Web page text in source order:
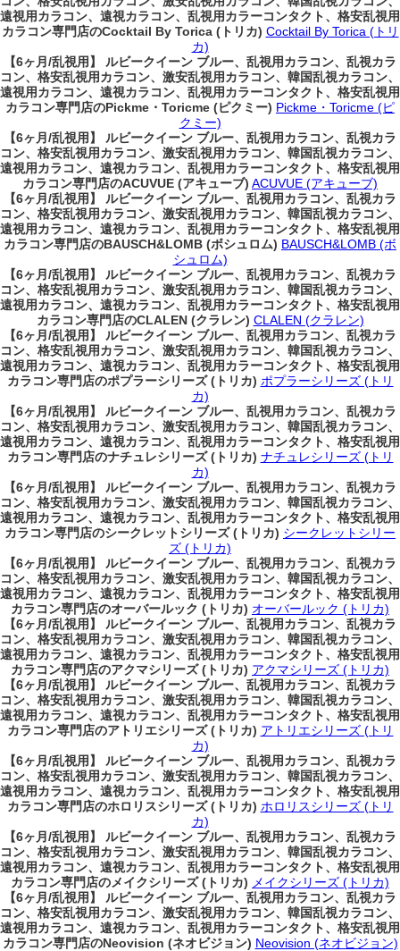
遠視用カラコン、遠視カラコン、乱視用カラーコンタクト、格安乱視用
カラコン専門店のCocktail By Torica (トリカ) Cocktail By Torica (トリ
カ)
【6ヶ月/乱視用】 ルビークイーン ブルー、乱視用カラコン、乱視カラ
コン、格安乱視用カラコン、激安乱視用カラコン、韓国乱視カラコン、
遠視用カラコン、遠視カラコン、乱視用カラーコンタクト、格安乱視用
カラコン専門店のPickme・Toricme (ピクミー) Pickme・Toricme (ピ
クミー)
【6ヶ月/乱視用】 ルビークイーン ブルー、乱視用カラコン、乱視カラ
コン、格安乱視用カラコン、激安乱視用カラコン、韓国乱視カラコン、
遠視用カラコン、遠視カラコン、乱視用カラーコンタクト、格安乱視用
カラコン専門店のACUVUE (アキューブ) ACUVUE (アキューブ)
【6ヶ月/乱視用】 ルビークイーン ブルー、乱視用カラコン、乱視カラ
コン、格安乱視用カラコン、激安乱視用カラコン、韓国乱視カラコン、
遠視用カラコン、遠視カラコン、乱視用カラーコンタクト、格安乱視用
カラコン専門店のBAUSCH&LOMB (ボシュロム) BAUSCH&LOMB (ボ
シュロム)
【6ヶ月/乱視用】 ルビークイーン ブルー、乱視用カラコン、乱視カラ
コン、格安乱視用カラコン、激安乱視用カラコン、韓国乱視カラコン、
遠視用カラコン、遠視カラコン、乱視用カラーコンタクト、格安乱視用
カラコン専門店のCLALEN (クラレン) CLALEN (クラレン)
【6ヶ月/乱視用】 ルビークイーン ブルー、乱視用カラコン、乱視カラ
コン、格安乱視用カラコン、激安乱視用カラコン、韓国乱視カラコン、
遠視用カラコン、遠視カラコン、乱視用カラーコンタクト、格安乱視用
カラコン専門店のポプラーシリーズ (トリカ) ポプラーシリーズ (トリ
カ)
【6ヶ月/乱視用】 ルビークイーン ブルー、乱視用カラコン、乱視カラ
コン、格安乱視用カラコン、激安乱視用カラコン、韓国乱視カラコン、
遠視用カラコン、遠視カラコン、乱視用カラーコンタクト、格安乱視用
カラコン専門店のナチュレシリーズ (トリカ) ナチュレシリーズ (トリ
カ)
【6ヶ月/乱視用】 ルビークイーン ブルー、乱視用カラコン、乱視カラ
コン、格安乱視用カラコン、激安乱視用カラコン、韓国乱視カラコン、
遠視用カラコン、遠視カラコン、乱視用カラーコンタクト、格安乱視用
カラコン専門店のシークレットシリーズ (トリカ) シークレットシリー
ズ (トリカ)
【6ヶ月/乱視用】 ルビークイーン ブルー、乱視用カラコン、乱視カラ
コン、格安乱視用カラコン、激安乱視用カラコン、韓国乱視カラコン、
遠視用カラコン、遠視カラコン、乱視用カラーコンタクト、格安乱視用
カラコン専門店のオーバールック (トリカ) オーバールック (トリカ)
【6ヶ月/乱視用】 ルビークイーン ブルー、乱視用カラコン、乱視カラ
コン、格安乱視用カラコン、激安乱視用カラコン、韓国乱視カラコン、
遠視用カラコン、遠視カラコン、乱視用カラーコンタクト、格安乱視用
カラコン専門店のアクマシリーズ (トリカ) アクマシリーズ (トリカ)
【6ヶ月/乱視用】 ルビークイーン ブルー、乱視用カラコン、乱視カラ
コン、格安乱視用カラコン、激安乱視用カラコン、韓国乱視カラコン、
遠視用カラコン、遠視カラコン、乱視用カラーコンタクト、格安乱視用
カラコン専門店のアトリエシリーズ (トリカ) アトリエシリーズ (トリ
カ)
【6ヶ月/乱視用】 ルビークイーン ブルー、乱視用カラコン、乱視カラ
コン、格安乱視用カラコン、激安乱視用カラコン、韓国乱視カラコン、
遠視用カラコン、遠視カラコン、乱視用カラーコンタクト、格安乱視用
カラコン専門店のホロリスシリーズ (トリカ) ホロリスシリーズ (トリ
カ)
【6ヶ月/乱視用】 ルビークイーン ブルー、乱視用カラコン、乱視カラ
コン、格安乱視用カラコン、激安乱視用カラコン、韓国乱視カラコン、
遠視用カラコン、遠視カラコン、乱視用カラーコンタクト、格安乱視用
カラコン専門店のメイクシリーズ (トリカ) メイクシリーズ (トリカ)
【6ヶ月/乱視用】 ルビークイーン ブルー、乱視用カラコン、乱視カラ
コン、格安乱視用カラコン、激安乱視用カラコン、韓国乱視カラコン、
遠視用カラコン、遠視カラコン、乱視用カラーコンタクト、格安乱視用
カラコン専門店のNeovision (ネオビジョン) Neovision (ネオビジョン)